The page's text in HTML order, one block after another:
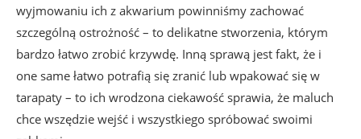
wyjmowaniu ich z akwarium powinniśmy zachować
szczególną ostrożność – to delikatne stworzenia, którym
bardzo łatwo zrobić krzywdę. Inną sprawą jest fakt, że i
one same łatwo potrafią się zranić lub wpakować się w
tarapaty – to ich wrodzona ciekawość sprawia, że maluch
chce wszędzie wejść i wszystkiego spróbować swoimi